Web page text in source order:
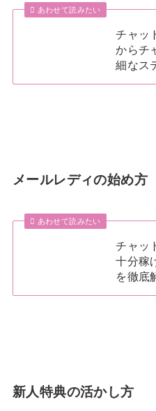
あわせて読みたい
チャッ
からチ
細なス
メールレディの始め方
あわせて読みたい
チャッ
十分稼
を徹底
新人特典の活かし方